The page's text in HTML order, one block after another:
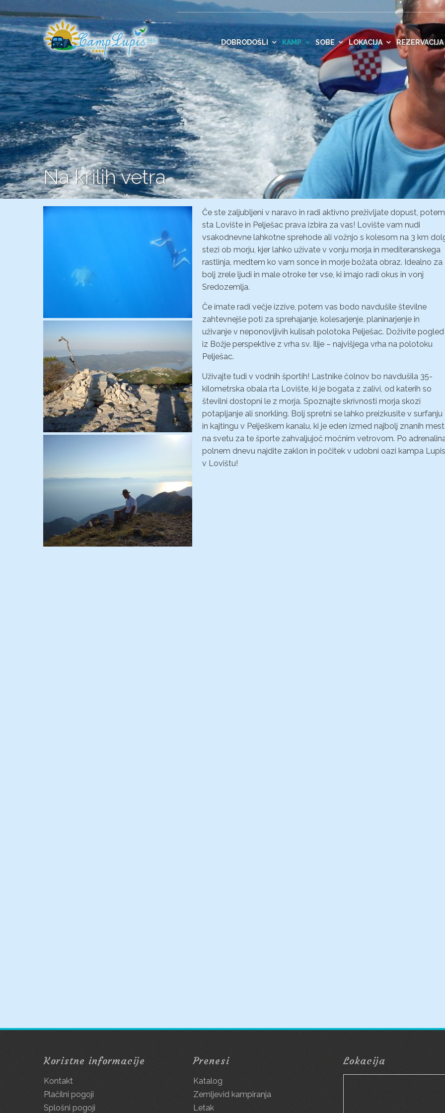
DOBRODOŠLI KAMP SOBE LOKACIJA REZERVACIJA
Na krilih vetra
Če ste zaljubljeni v naravo in radi aktivno preživljate dopust, potem
sta Lovište in Pelješac prava izbira za vas! Lovište vam nudi
vsakodnevne lahkotne sprehode ali vožnjo s kolesom na 3 km
stezi ob morju, kjer lahko uživate v vonju morja in mediteranskega
rastlinja, medtem ko vam sonce in morje božata obraz. Idealno za
bolj zrele ljudi in male otroke ter vse, ki imajo radi okus in vonj
Sredozemlja.
Če imate radi večje izzive, potem vas bodo navdušile številne
zahtevnejše poti za sprehajanje, kolesarjenje, planinarjenje in
uživanje v neponovljivih kulisah polotoka Pelješac. Doživite pogled
iz Božje perspektive z vrha sv. Ilije – najvišjega vrha na polotoku
Pelješac.
Uživajte tudi v vodnih športih! Lastnike čolnov bo navdušila 35-
kilometrska obala rta Lovište, ki je bogata z zalivi, od katerih so
številni dostopni le z morja. Spoznajte skrivnosti morja skozi
potapljanje ali snorkling. Bolj spretni se lahko preizkusite v surfanju
in kajtingu v Pelješkem kanalu, ki je eden izmed najbolj znanih mest
na svetu za te športe zahvaljujoč močnim vetrovom. Po
polnem dnevu najdite zaklon in počitek v udobni oazi kampa Lupis
v Lovištu!
Koristne informacije
Kontakt
Plačilni pogoji
Splošni pogoji
Prenesi
Katalog
Zemljevid kampiranja
Letak
Lokacija